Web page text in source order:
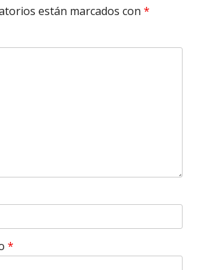
están marcados con *
*